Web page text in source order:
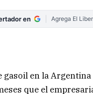
en Agrega El
gasoil en la
que el